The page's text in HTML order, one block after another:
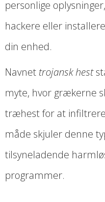
personlige
hackere eller
din enhed.
Navnet trojansk hest
myte, hvor grækerne
træhest for at
måde skjuler denne
tilsyneladende
programmer.